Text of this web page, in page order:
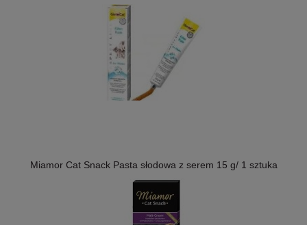
Miamor Cat Snack Pasta słodowa z serem 15 g/ 1 sztuka